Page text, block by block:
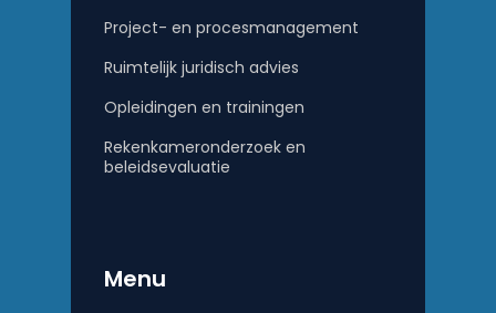
Project- en procesmanagement
Ruimtelijk juridisch advies
Opleidingen en trainingen
Rekenkameronderzoek en
beleidsevaluatie
Menu